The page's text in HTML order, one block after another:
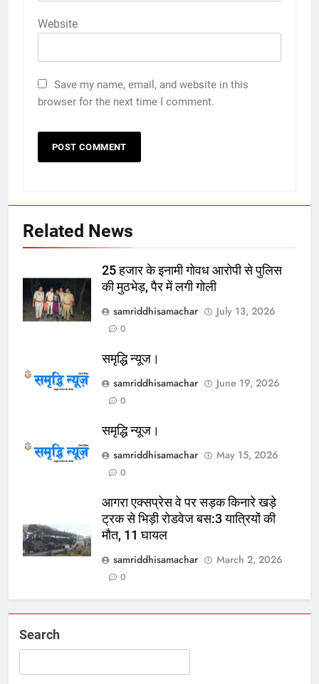
Website
Save my name, email, and website in this
browser for the next time I comment.
Related News
25 हजार के इनामी गोवध आरोपी से पुलिस
की मुठभेड़, पैर में लगी गोली
samriddhisamachar
July 13, 2026
0
समृद्धि न्यूज।
samriddhisamachar
June 19, 2026
0
समृद्धि न्यूज।
samriddhisamachar
May 15, 2026
0
आगरा एक्सप्रेस वे पर सड़क किनारे खड़े
ट्रक से भिड़ी रोडवेज बस:3 यात्रियों की
मौत, 11 घायल
samriddhisamachar
March 2, 2026
0
Search